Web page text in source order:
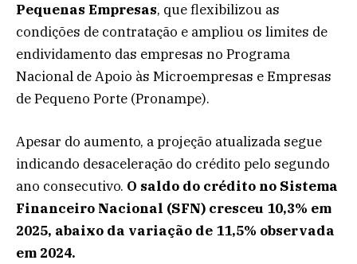
Pequenas Empresas, que flexibilizou as
condições de contratação e ampliou os limites de
endividamento das empresas no Programa
Nacional de Apoio às Microempresas e Empresas
de Pequeno Porte (Pronampe).
Apesar do aumento, a projeção atualizada segue
indicando desaceleração do crédito pelo segundo
ano consecutivo. O saldo do crédito no Sistema
Financeiro Nacional (SFN) cresceu 10,3% em
2025, abaixo da variação de 11,5% observada
em 2024.